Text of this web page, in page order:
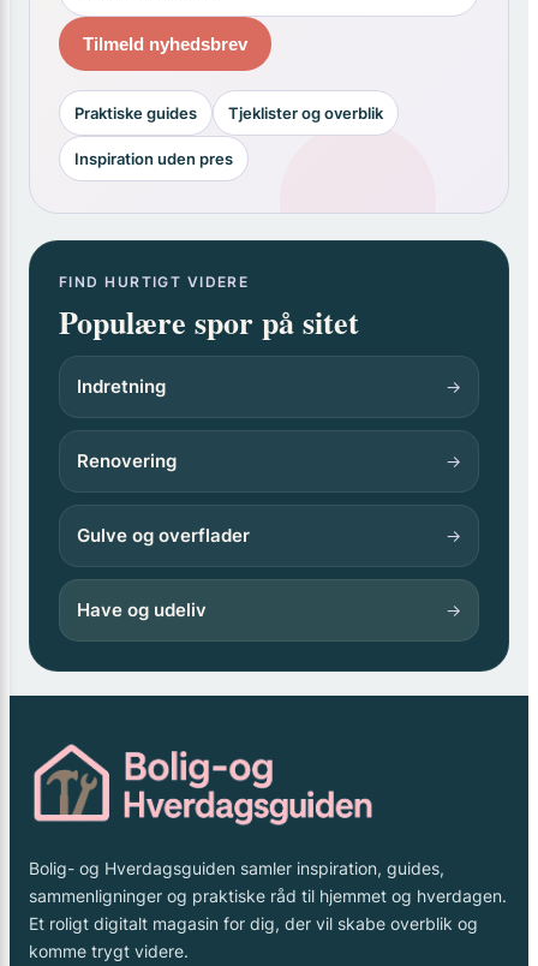
Tilmeld nyhedsbrev
Praktiske guides Tjeklister og overblik
Inspiration uden pres
FIND HURTIGT VIDERE
Populære spor på sitet
Indretning →
Renovering →
Gulve og overflader →
Have og udeliv →
Bolig- og Hverdagsguiden samler inspiration, guides,
sammenligninger og praktiske råd til hjemmet og hverdagen.
Et roligt digitalt magasin for dig, der vil skabe overblik og
komme trygt videre.